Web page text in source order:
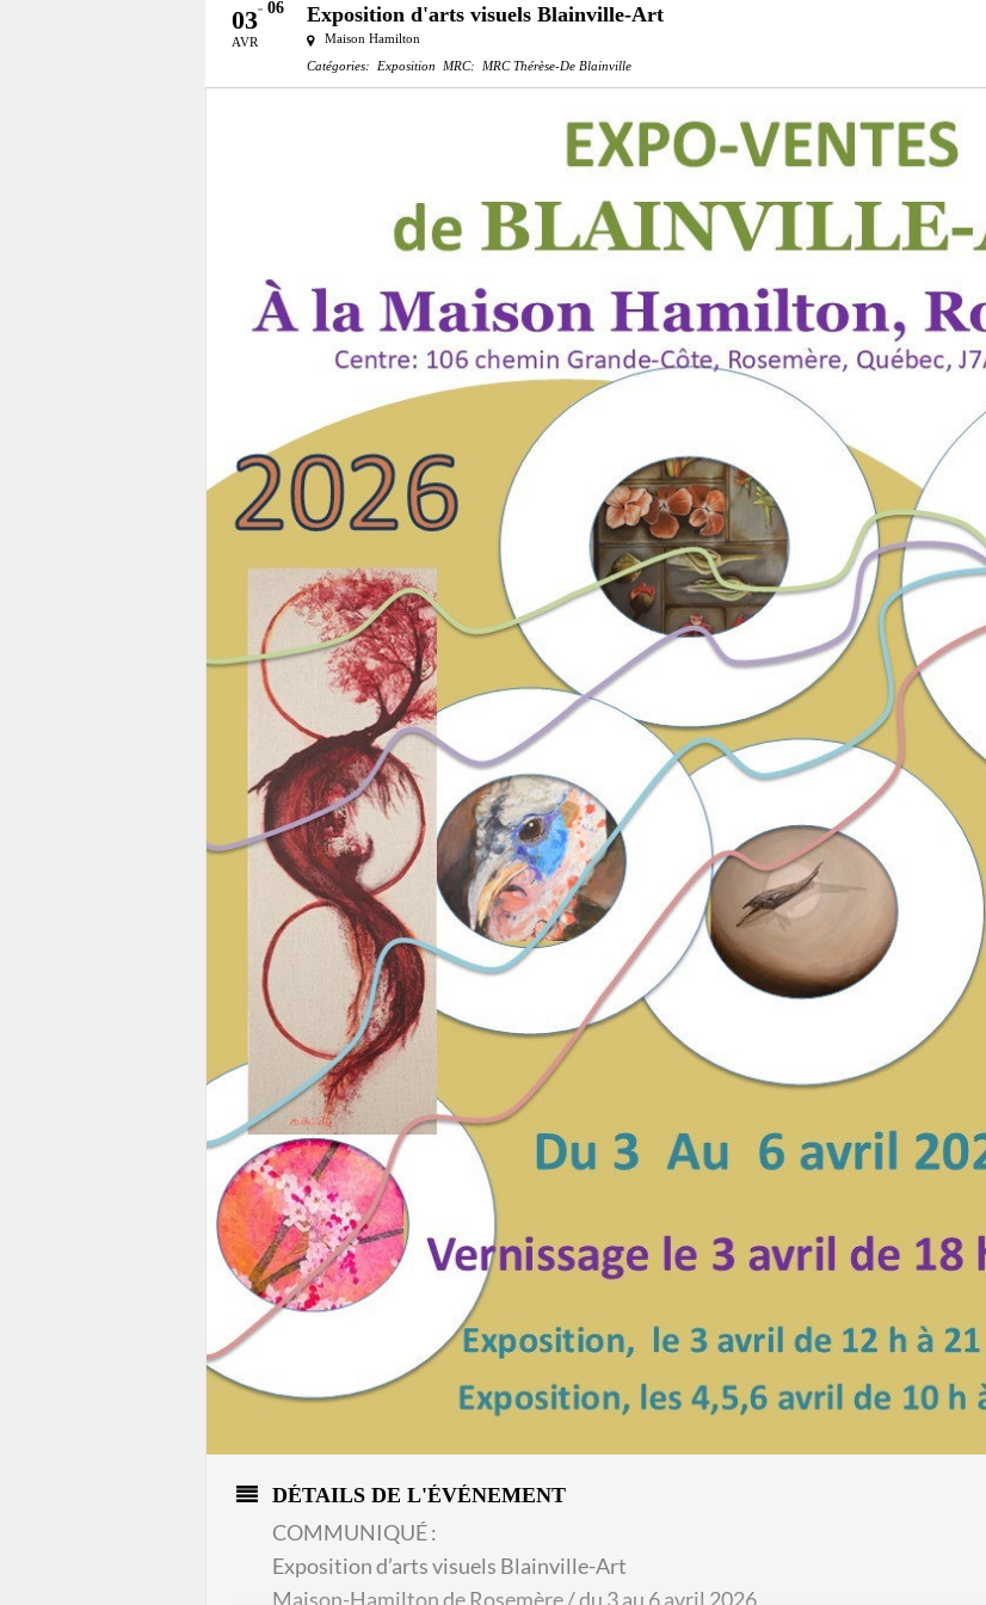
03
AVR
06 Exposition d'arts visuels Blainville-Art
Maison Hamilton
Catégories:
Exposition MRC: MRC Thérèse-De Blainville
DÉTAILS DE L'ÉVÉNEMENT
COMMUNIQUÉ :
Exposition d’arts visuels Blainville-Art
Maison-Hamilton de Rosemère / du 3 au 6 avril 2026